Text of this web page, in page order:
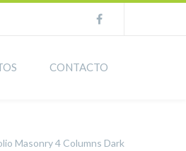
CONTACTO
Masonry 4 Columns Dark